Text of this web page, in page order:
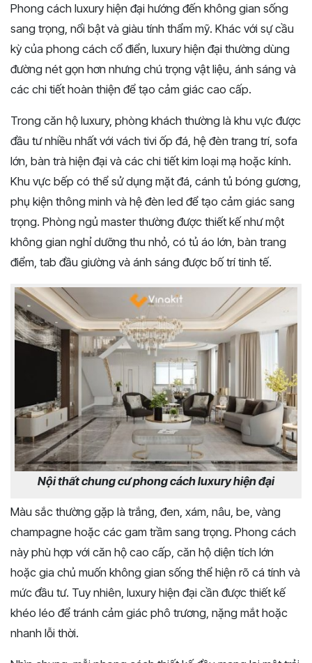
Phong cách luxury hiện đại hướng đến không gian sống
sang trọng, nổi bật và giàu tính thẩm mỹ. Khác với sự cầu
kỳ của phong cách cổ điển, luxury hiện đại thường dùng
đường nét gọn hơn nhưng chú trọng vật liệu, ánh sáng và
các chi tiết hoàn thiện để tạo cảm giác cao cấp.
Trong căn hộ luxury, phòng khách thường là khu vực được
đầu tư nhiều nhất với vách tivi ốp đá, hệ đèn trang trí, sofa
lớn, bàn trà hiện đại và các chi tiết kim loại mạ hoặc kính.
Khu vực bếp có thể sử dụng mặt đá, cánh tủ bóng gương,
phụ kiện thông minh và hệ đèn led để tạo cảm giác sang
trọng. Phòng ngủ master thường được thiết kế như một
không gian nghỉ dưỡng thu nhỏ, có tủ áo lớn, bàn trang
điểm, tab đầu giường và ánh sáng được bố trí tinh tế.
Nội thất chung cư phong cách luxury hiện đại
Màu sắc thường gặp là trắng, đen, xám, nâu, be, vàng
champagne hoặc các gam trầm sang trọng. Phong cách
này phù hợp với căn hộ cao cấp, căn hộ diện tích lớn
hoặc gia chủ muốn không gian sống thể hiện rõ cá tính và
mức đầu tư. Tuy nhiên, luxury hiện đại cần được thiết kế
khéo léo để tránh cảm giác phô trương, nặng mắt hoặc
nhanh lỗi thời.